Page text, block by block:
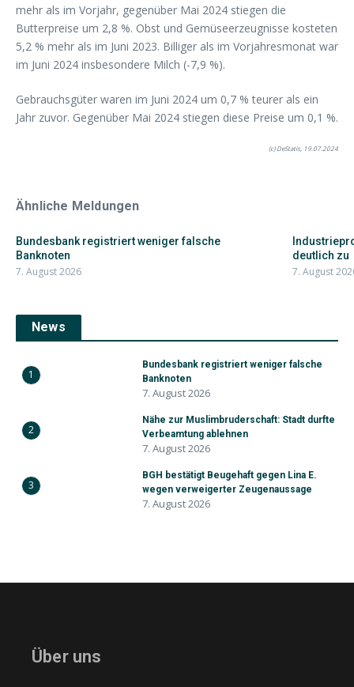
mehr als im Vorjahr, gegenüber Mai 2024 stiegen die
Butterpreise um 2,8 %. Obst und Gemüseerzeugnisse kosteten
5,2 % mehr als im Juni 2023. Billiger als im Vorjahresmonat war
im Juni 2024 insbesondere Milch (-7,9 %).
Gebrauchsgüter waren im Juni 2024 um 0,7 % teurer als ein
Jahr zuvor. Gegenüber Mai 2024 stiegen diese Preise um 0,1 %.
(c) DeStatis, 19.07.2024
Ähnliche Meldungen
Bundesbank registriert weniger falsche
Banknoten
7. August 2026
deutlich zu
7. August
News
1
Bundesbank registriert weniger falsche
Banknoten
7. August 2026
2
Nähe zur Muslimbruderschaft: Stadt durfte
Verbeamtung ablehnen
7. August 2026
3
BGH bestätigt Beugehaft gegen Lina E.
wegen verweigerter Zeugenaussage
7. August 2026
Über uns